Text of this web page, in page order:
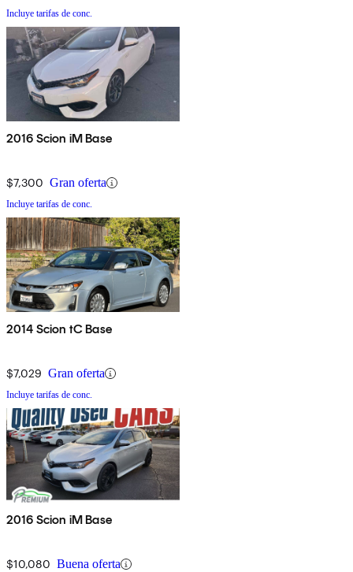
Incluye tarifas de conc.
2016 Scion iM Base
$7,300 Gran oferta
Incluye tarifas de conc.
2014 Scion tC Base
$7,029 Gran oferta
Incluye tarifas de conc.
2016 Scion iM Base
$10,080 Buena oferta